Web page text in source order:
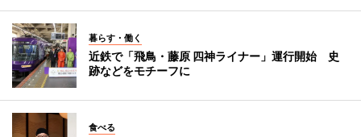
暮らす・働く
近鉄で「飛鳥・藤原 四神ライナー」運行開始 史
跡などをモチーフに
食べる